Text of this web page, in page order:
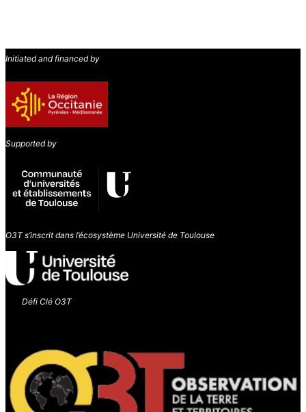
Initiated and financed by
Supported by
O3T s’inscrit dans l’écosystème Université de Toulouse
Défi Clé O3T